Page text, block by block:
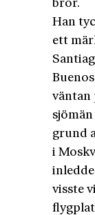
bror.
Han
ett
väntan
grund
i
visste